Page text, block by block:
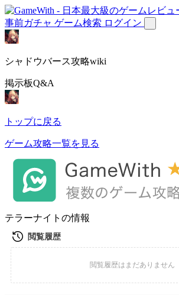
事前ガチャ ゲーム検索 ログイン
シャドウバース攻略wiki
掲示板Q&A
トップに戻る
ゲーム攻略一覧を見る
テラーナイトの情報